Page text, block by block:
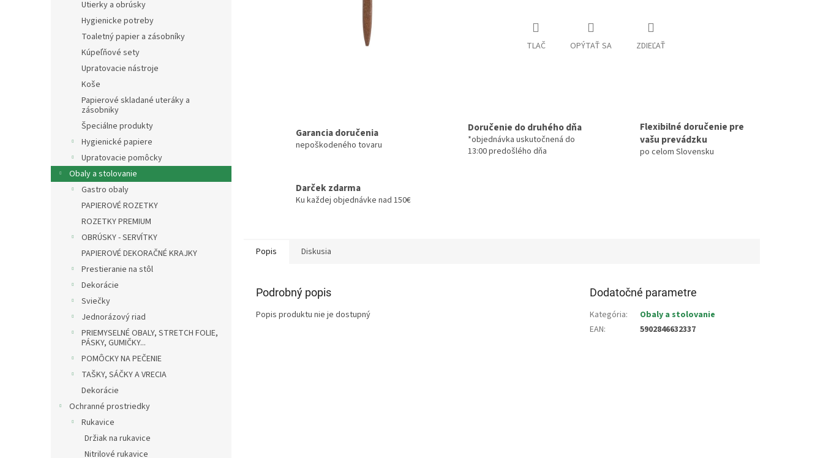
Utierky a obrúsky
Hygienicke potreby
Toaletný papier a zásobníky
Kúpeľňové sety
Upratovacie nástroje
Koše
Papierové skladané uteráky a
zásobniky
Špeciálne produkty
Hygienické papiere
Upratovacie pomôcky
Obaly a stolovanie
Gastro obaly
PAPIEROVÉ ROZETKY
ROZETKY PREMIUM
OBRÚSKY - SERVÍTKY
PAPIEROVÉ DEKORAČNÉ KRAJKY
Prestieranie na stôl
Dekorácie
Sviečky
Jednorázový riad
PRIEMYSELNÉ OBALY, STRETCH FOLIE,
PÁSKY, GUMIČKY...
POMÔCKY NA PEČENIE
TAŠKY, SÁČKY A VRECIA
Dekorácie
Ochranné prostriedky
Rukavice
Držiak na rukavice
Nitrilové rukavice
TLAČ OPÝTAŤ SA ZDIEĽAŤ
Garancia doručenia
nepoškodeného tovaru
Doručenie do druhého dňa
*objednávka uskutočnená do
13:00 predošlého dňa
Flexibilné doručenie pre
vašu prevádzku
po celom Slovensku
Darček zdarma
Ku každej objednávke nad 150€
Popis Diskusia
Podrobný popis
Popis produktu nie je dostupný
Dodatočné parametre
Kategória:
Obaly a stolovanie
EAN: 5902846632337